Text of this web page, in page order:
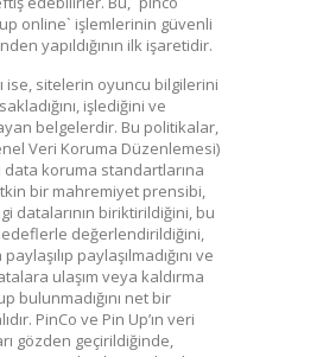
online` işlemlerinin güvenli
yapıldığının ilk işaretidir.
ise, sitelerin oyuncu bilgilerini
işlediğini ve
belgelerdir. Bu politikalar,
Veri Koruma Düzenlemesi)
data koruma standartlarına
bir mahremiyet prensibi,
datalarının biriktirildiğini, bu
değerlendirildiğini,
paylaşılmadığını ve
ulaşım veya kaldırma
bulunmadığını net bir
PinCo ve Pin Up’ın veri
gözden geçirildiğinde,